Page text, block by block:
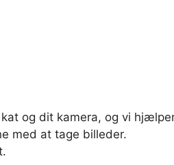
og dit kamera, og vi
med at tage billeder.